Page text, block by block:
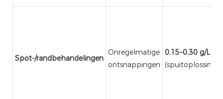
Spot-/randbehandelingen
Onregelmatige
ontsnappingen
0,15–0,30 g/L
(spuitoplossing)